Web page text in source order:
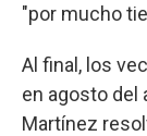
"por mucho
Al final, los
en agosto del
Martínez